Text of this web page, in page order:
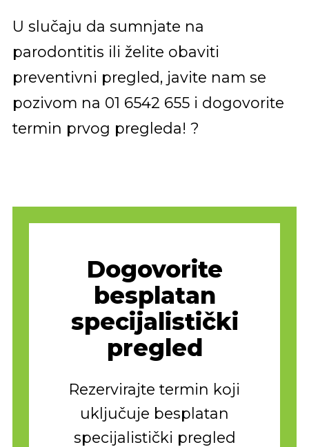
U slučaju da sumnjate na
parodontitis ili želite obaviti
preventivni pregled, javite nam se
pozivom na 01 6542 655 i dogovorite
termin prvog pregleda! ?
Dogovorite
besplatan
specijalistički
pregled
Rezervirajte termin koji
uključuje besplatan
specijalistički pregled